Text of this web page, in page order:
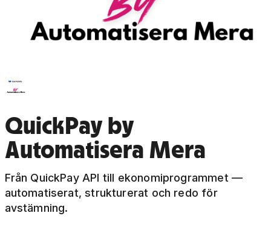
QuickPay by
Automatisera Mera
Från QuickPay API till ekonomiprogrammet —
automatiserat, strukturerat och redo för
avstämning.